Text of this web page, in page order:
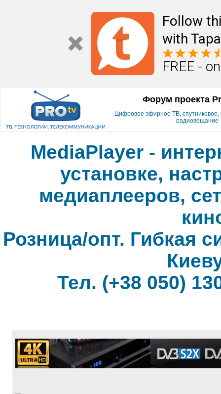
Follow
with
FREE -
Форум проекта
Цифровое эфирное ТВ, спутниковое,
радиовещание
MediaPlayer -
установке,
медиаплееров,
Розница/опт. Гибкая
Тел. (+38 050)